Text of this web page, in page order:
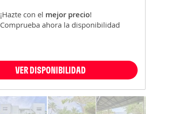
¡Hazte con el mejor precio!
Comprueba ahora la disponibilidad
VER DISPONIBILIDAD